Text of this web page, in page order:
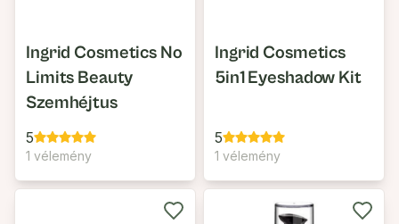
Ingrid Cosmetics No
Limits Beauty
Szemhéjtus
5
1 vélemény
Ingrid Cosmetics
5in1 Eyeshadow Kit
5
1 vélemény